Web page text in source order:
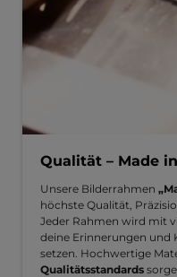
Qualität – Made
Unsere Bilderrahmen
höchste Qualität,
Jeder Rahmen wird mit
deine Erinnerungen und
setzen. Hochwertige
Qualitätsstandards